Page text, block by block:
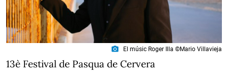
photo_camera El músic Roger Illa ©Mario Villavieja
13è Festival de Pasqua de Cervera